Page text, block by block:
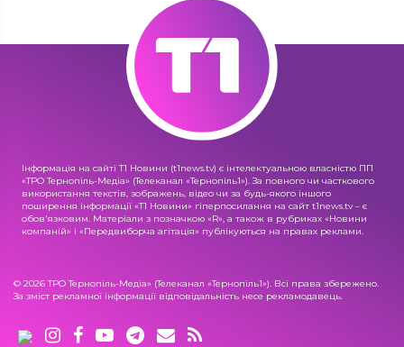
Інформація на сайті Т1 Новини (t1news.tv) є інтелектуальною власністю ПП
«ТРО Тернопіль-Медіа» (Телеканал «Тернопіль1»). За повного чи часткового
використання текстів, зображень, відео чи за будь-якого іншого
поширення інформації «Т1 Новини» гіперпосилання на сайт t1news.tv – є
обов'язковим. Матеріали з позначкою «R», а також в рубриках «Новини
компаній» і «Передвиборча агітація» публікуються на правах реклами.
© 2026 ТРО Тернопіль-Медіа» (Телеканал «Тернопіль1»). Всі права збережено.
За зміст рекламної інформації відповідальність несе рекламодавець.